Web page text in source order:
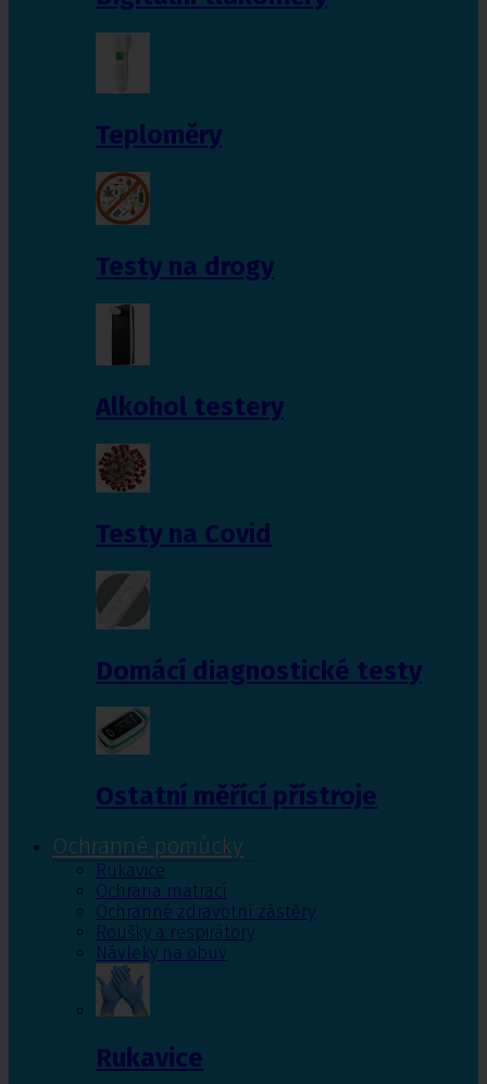
Teploměry
Testy na drogy
Alkohol testery
Testy na Covid
Domácí diagnostické testy
Ostatní měřící přístroje
Ochranné pomůcky
Rukavice
Ochrana matrací
Ochranné zdravotní zástěry
Roušky a respirátory
Návleky na obuv
Rukavice